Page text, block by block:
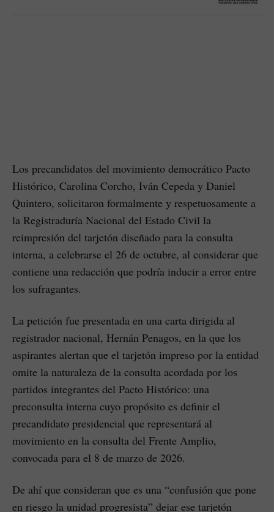
Los precandidatos del movimiento democrático Pacto
Histórico, Carolina Corcho, Iván Cepeda y Daniel
Quintero, solicitaron formalmente y respetuosamente a
la Registraduría Nacional del Estado Civil la
reimpresión del tarjetón diseñado para la consulta
interna, a celebrarse el 26 de octubre, al considerar que
contiene una redacción que podría inducir a error entre
los sufragantes.
La petición fue presentada en una carta dirigida al
registrador nacional, Hernán Penagos, en la que los
aspirantes alertan que el tarjetón impreso por la entidad
omite la naturaleza de la consulta acordada por los
partidos integrantes del Pacto Histórico: una
preconsulta interna cuyo propósito es definir el
precandidato presidencial que representará al
movimiento en la consulta del Frente Amplio,
convocada para el 8 de marzo de 2026.
De ahí que consideran que es una “confusión que pone
en riesgo la unidad progresista” dejar ese tarjetón